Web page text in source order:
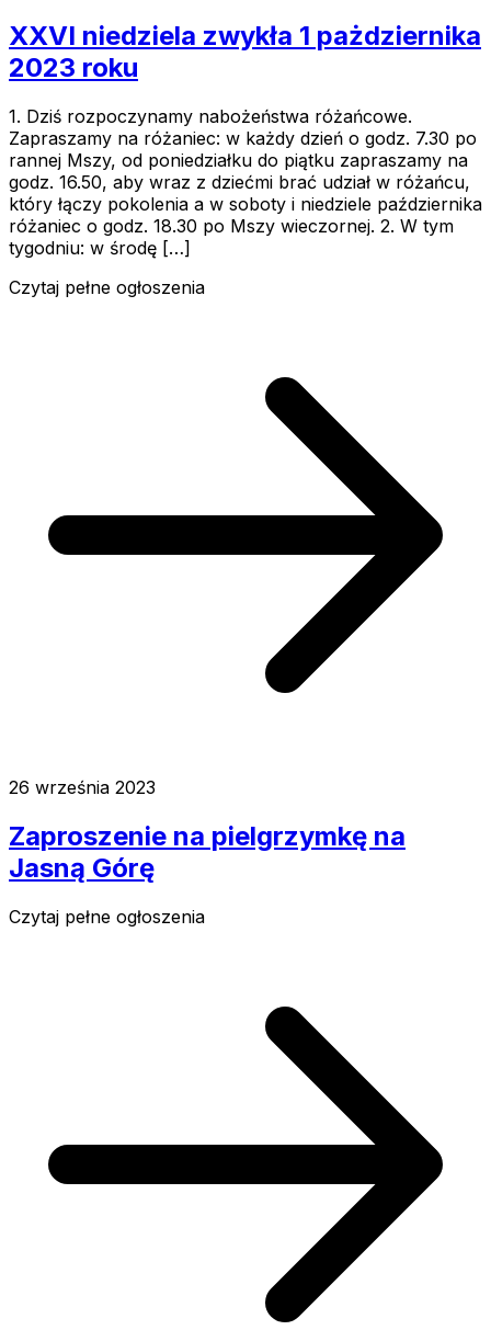
XXVI niedziela zwykła 1 pażdziernika
2023 roku
1. Dziś rozpoczynamy nabożeństwa różańcowe.
Zapraszamy na różaniec: w każdy dzień o godz. 7.30 po
rannej Mszy, od poniedziałku do piątku zapraszamy na
godz. 16.50, aby wraz z dziećmi brać udział w różańcu,
który łączy pokolenia a w soboty i niedziele października
różaniec o godz. 18.30 po Mszy wieczornej. 2. W tym
tygodniu: w środę […]
Czytaj pełne ogłoszenia
26 września 2023
Zaproszenie na pielgrzymkę na
Jasną Górę
Czytaj pełne ogłoszenia